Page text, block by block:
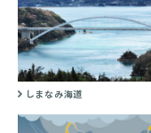
しまなみ海道